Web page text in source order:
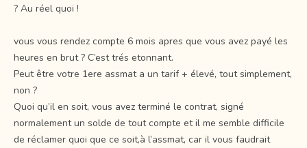
? Au réel quoi !
vous vous rendez compte 6 mois apres que vous avez payé les
heures en brut ? C’est trés etonnant.
Peut être votre 1ere assmat a un tarif + élevé, tout simplement,
non ?
Quoi qu’il en soit, vous avez terminé le contrat, signé
normalement un solde de tout compte et il me semble difficile
de réclamer quoi que ce soit,à l’assmat, car il vous faudrait